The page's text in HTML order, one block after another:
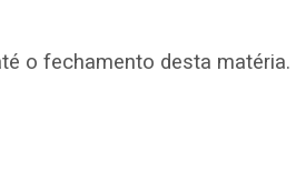
o fechamento desta matéria.